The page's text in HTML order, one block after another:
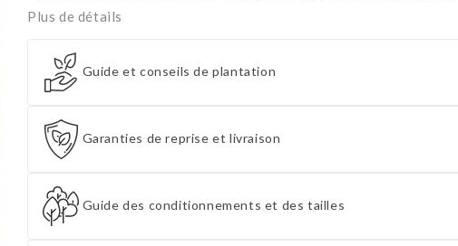
Plus de détails
Guide et conseils de plantation
Garanties de reprise et livraison
Guide des conditionnements et des tailles